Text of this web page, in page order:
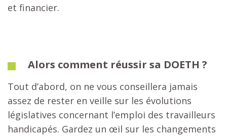
et financier.
Alors comment réussir sa DOETH ?
Tout d’abord, on ne vous conseillera jamais
assez de rester en veille sur les évolutions
législatives concernant l’emploi des travailleurs
handicapés. Gardez un œil sur les changements